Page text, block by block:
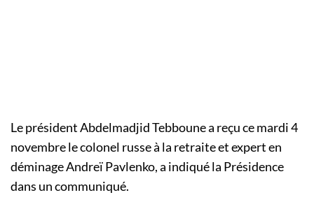
Le président Abdelmadjid Tebboune a reçu ce mardi 4
novembre le colonel russe à la retraite et expert en
déminage Andreï Pavlenko, a indiqué la Présidence
dans un communiqué.